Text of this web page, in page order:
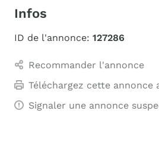
Infos
ID de l'annonce: 127286
Recommander l'annonce
Téléchargez cette annonce
Signaler une annonce